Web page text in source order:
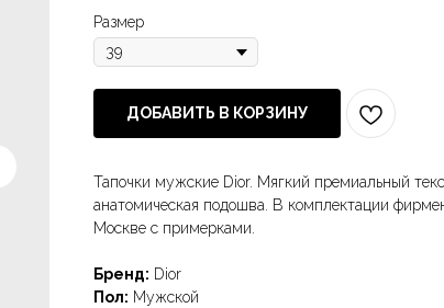
Размер
ДОБАВИТЬ В КОРЗИНУ
Тапочки мужские Dior. Мягкий премиальный
анатомическая подошва. В комплектации
Москве с примерками.
Бренд: Dior
Пол: Мужской